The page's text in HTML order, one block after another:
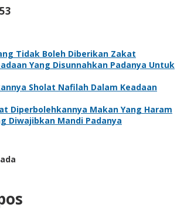
Tidak Boleh Diberikan Zakat
Yang Disunnahkan Padanya Untuk
Sholat Nafilah Dalam Keadaan
Diperbolehkannya Makan Yang Haram
Diwajibkan Mandi Padanya